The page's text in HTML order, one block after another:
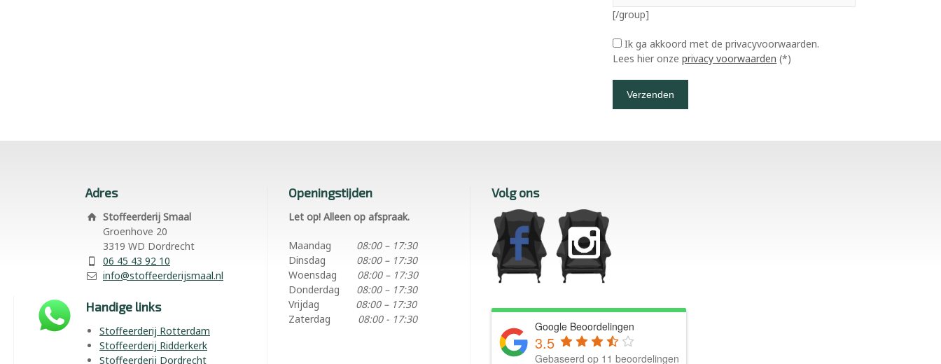
[/group]
Ik ga akkoord met de privacyvoorwaarden.
Lees hier onzeprivacy voorwaarden (*)
Adres
Stoffeerderij Smaal
Groenhove 20
3319 WD Dordrecht
06 45 43 92 10
info@stoffeerderijsmaal.nl
Handige links
Stoffeerderij Rotterdam
Stoffeerderij Ridderkerk
Stoffeerderij Dordrecht
Openingstijden
Let op! Alleen op afspraak.
Maandag
08:00 – 17:30
Dinsdag
08:00 – 17:30
Woensdag
08:00 – 17:30
Donderdag
08:00 – 17:30
Vrijdag
08:00 – 17:30
Zaterdag
08:00 - 17:30
Volg ons
Google Beoordelingen
3.5
Gebaseerd op 11 beoordelingen